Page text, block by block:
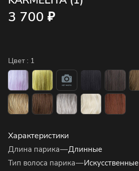
3 700 ₽
Цвет : 1
Характеристики
Длина парика—Длинные
Тип волоса парика—Искусственные